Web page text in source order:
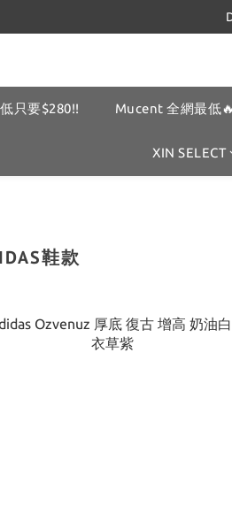
只要$280!! Mucent 全網最低🔥
XIN SELECT
鞋款